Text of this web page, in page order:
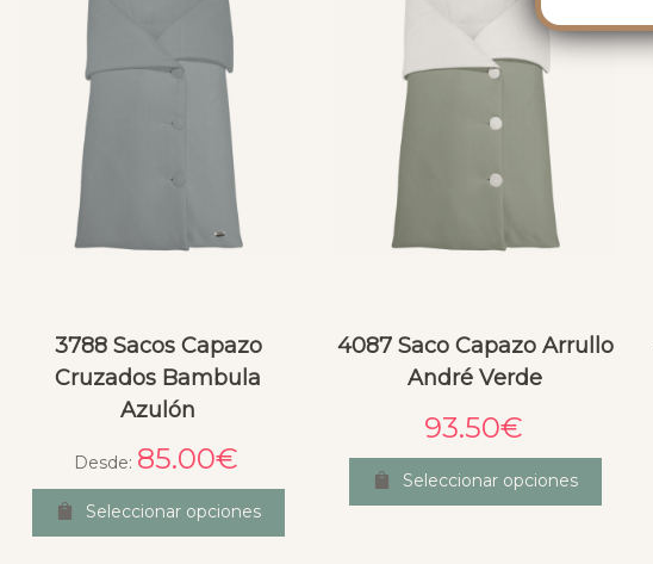
3788 Sacos Capazo
Cruzados Bambula
Azulón
Desde: 85.00€
Seleccionar opciones
4087 Saco Capazo Arrullo
André Verde
93.50€
Seleccionar opciones